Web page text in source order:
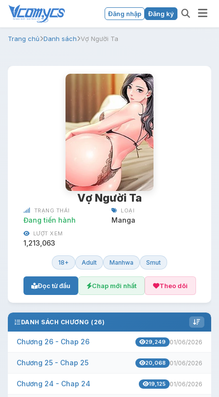
Đăng nhập Đăng ký
Trang chủ Danh sách Vợ Người Ta
Vợ Người Ta
TRẠNG THÁI
Đang tiến hành
LOẠI
Manga
LƯỢT XEM
1,213,063
18+ Adult Manhwa Smut
Đọc từ đầu Chap mới nhất Theo dõi
DANH SÁCH CHƯƠNG (26)
Chương 26 - Chap 26 29,249 01/06/2026
Chương 25 - Chap 25 20,068 01/06/2026
Chương 24 - Chap 24 19,125 01/06/2026